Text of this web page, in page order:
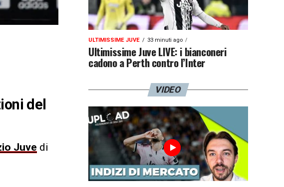
del
Juve di
ULTIMISSIME JUVE 33 minuti ago
Ultimissime Juve LIVE: i bianconeri
cadono a Perth contro l’Inter
VIDEO